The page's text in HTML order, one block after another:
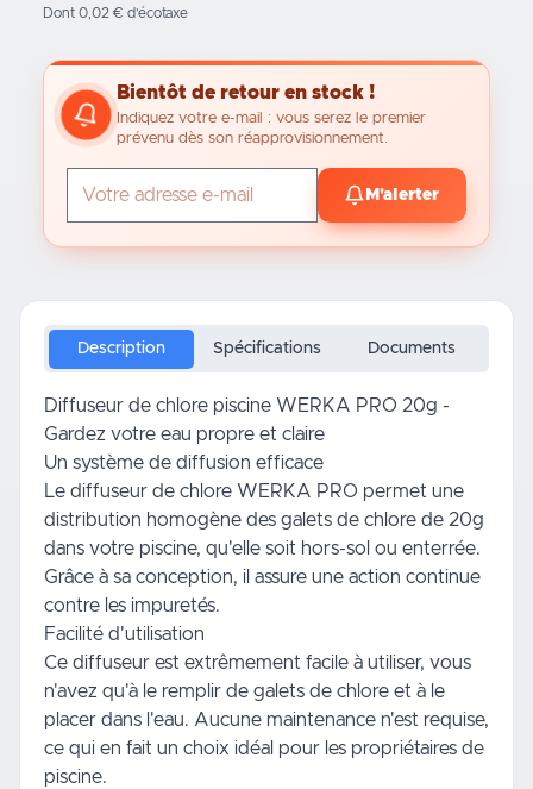
Dont 0,02 € d’écotaxe
Bientôt de retour en stock !
Indiquez votre e-mail : vous serez le premier
prévenu dès son réapprovisionnement.
M'alerter
Description Spécifications Documents
Diffuseur de chlore piscine WERKA PRO 20g -
Gardez votre eau propre et claire
Un système de diffusion efficace
Le diffuseur de chlore WERKA PRO permet une
distribution homogène des galets de chlore de 20g
dans votre piscine, qu'elle soit hors-sol ou enterrée.
Grâce à sa conception, il assure une action continue
contre les impuretés.
Facilité d'utilisation
Ce diffuseur est extrêmement facile à utiliser, vous
n'avez qu'à le remplir de galets de chlore et à le
placer dans l'eau. Aucune maintenance n'est requise,
ce qui en fait un choix idéal pour les propriétaires de
piscine.